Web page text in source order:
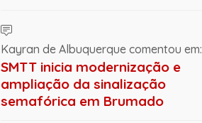
Kayran de Albuquerque comentou em:
SMTT inicia modernização e
ampliação da sinalização
semafórica em Brumado